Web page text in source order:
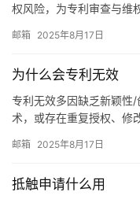
权风险，为专利审查与维
邮箱 2025年8月17日
为什么会专利无效
专利无效多因缺乏新颖性
术，或存在重复授权、修
邮箱 2025年8月17日
抵触申请什么用